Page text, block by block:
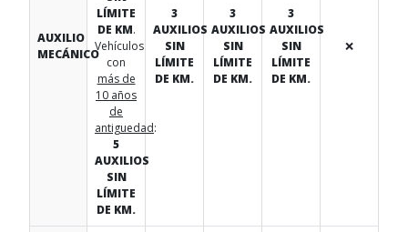
AUXILIO
MECÁNICO
LÍMITE
DE KM.
Vehículos
con
más de
10 años
de
antiguedad:
5
AUXILIOS
SIN
LÍMITE
DE KM.
3
AUXILIOS
SIN
LÍMITE
DE KM.
3
AUXILIOS
SIN
LÍMITE
DE KM.
3
AUXILIOS
SIN
LÍMITE
DE KM.
❌